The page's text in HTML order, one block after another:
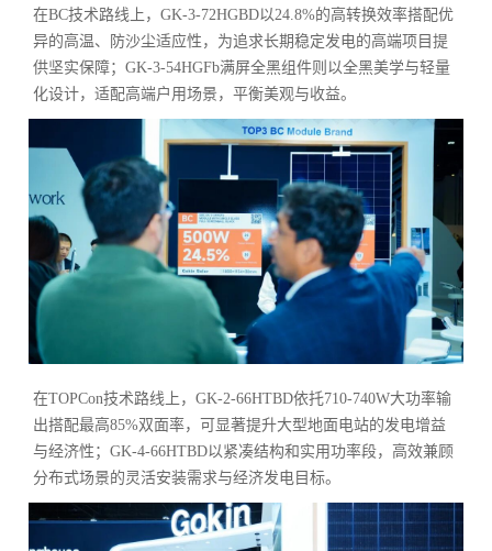
在BC技术路线上，GK-3-72HGBD以24.8%的高转换效率搭配优
异的高温、防沙尘适应性，为追求长期稳定发电的高端项目提
供坚实保障；GK-3-54HGFb满屏全黑组件则以全黑美学与轻量
化设计，适配高端户用场景，平衡美观与收益。
在TOPCon技术路线上，GK-2-66HTBD依托710-740W大功率输
出搭配最高85%双面率，可显著提升大型地面电站的发电增益
与经济性；GK-4-66HTBD以紧凑结构和实用功率段，高效兼顾
分布式场景的灵活安装需求与经济发电目标。